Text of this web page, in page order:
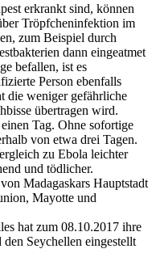
erkrankt sind, können
Tröpfcheninfektion im
zum Beispiel durch
dann eingeatmet
befallen, ist es
Person ebenfalls
die weniger gefährliche
übertragen wird.
Tag. Ohne sofortige
von etwa drei Tagen.
zu Ebola leichter
und tödlicher.
Madagaskars Hauptstadt
Mayotte und
hat zum 08.10.2017 ihre
Seychellen eingestellt